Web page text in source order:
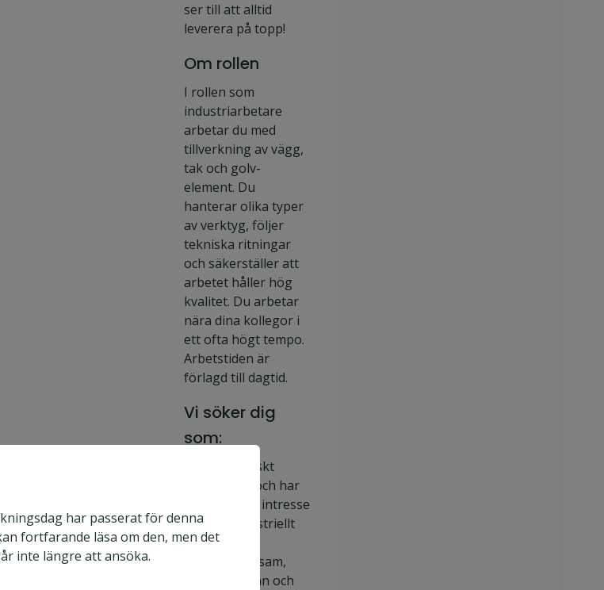
Heltid
Utgått
ser till att alltid
leverera på topp!
Om rollen
I rollen som
industriarbetare
arbetar du med
tillverkning av vägg,
tak och golv-
element. Du
hanterar olika typer
av verktyg, följer
tekniska ritningar
och säkerställer att
arbetet håller hög
kvalitet. Du arbetar
nära dina kollegor i
ett ofta högt tempo.
Arbetstiden är
förlagd till dagtid.
Vi söker dig
som:
Är tekniskt
kunnig och har
ett stort intresse
för industriellt
arbete
Är arbetsam,
noggrann och
har passerat för denna
fortfarande läsa om den, men det
inte längre att ansöka.